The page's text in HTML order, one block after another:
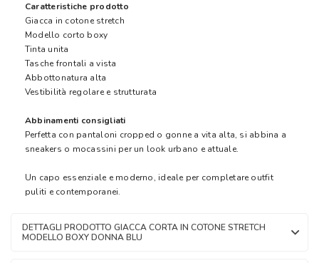
Caratteristiche prodotto
Giacca in cotone stretch
Modello corto boxy
Tinta unita
Tasche frontali a vista
Abbottonatura alta
Vestibilità regolare e strutturata
Abbinamenti consigliati
Perfetta con pantaloni cropped o gonne a vita alta, si abbina a
sneakers o mocassini per un look urbano e attuale.
Un capo essenziale e moderno, ideale per completare outfit
puliti e contemporanei.
DETTAGLI PRODOTTO GIACCA CORTA IN COTONE STRETCH
MODELLO BOXY DONNA BLU